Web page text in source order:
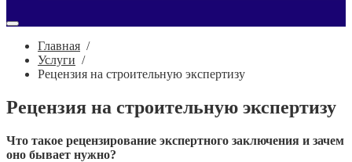
Главная /
Услуги /
Рецензия на строительную экспертизу
Рецензия на строительную экспертизу
Что такое рецензирование экспертного заключения и зачем
оно бывает нужно?